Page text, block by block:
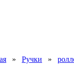
» Ручки »